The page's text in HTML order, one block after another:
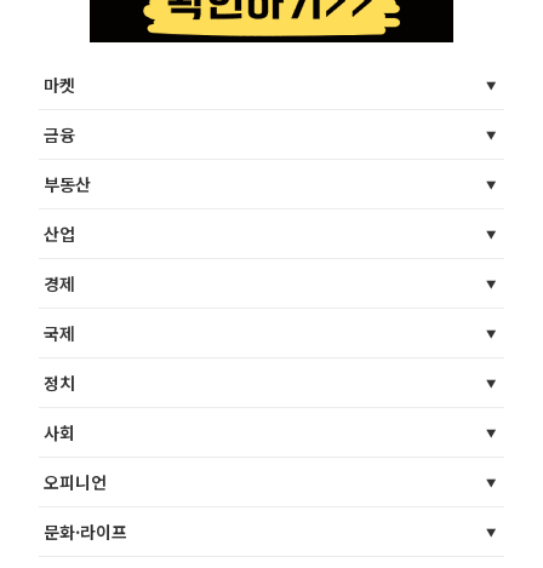
마켓
금융
부동산
산업
경제
국제
정치
사회
오피니언
문화·라이프